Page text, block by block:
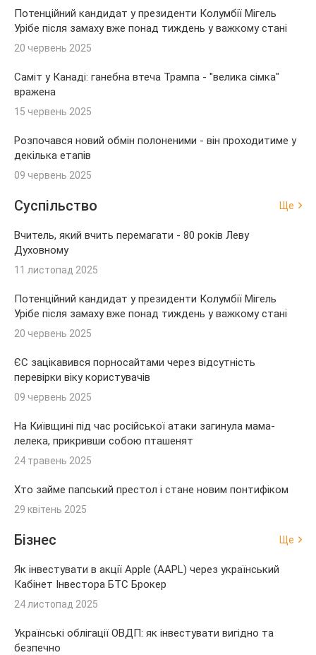
Потенційний кандидат у президенти Колумбії Мігель
Урібе після замаху вже понад тиждень у важкому стані
20 червень 2025
Саміт у Канаді: ганебна втеча Трампа - "велика сімка"
вражена
15 червень 2025
Розпочався новий обмін полоненими - він проходитиме у
декілька етапів
09 червень 2025
Суспільство Ще
Вчитель, який вчить перемагати - 80 років Леву
Духовному
11 листопад 2025
Потенційний кандидат у президенти Колумбії Мігель
Урібе після замаху вже понад тиждень у важкому стані
20 червень 2025
ЄС зацікавився порносайтами через відсутність
перевірки віку користувачів
09 червень 2025
На Київщині під час російської атаки загинула мама-
лелека, прикривши собою пташенят
24 травень 2025
Хто займе папський престол і стане новим понтифіком
29 квітень 2025
Бізнес Ще
Як інвестувати в акції Apple (AAPL) через український
Кабінет Інвестора БТС Брокер
24 листопад 2025
Українські облігації ОВДП: як інвестувати вигідно та
безпечно